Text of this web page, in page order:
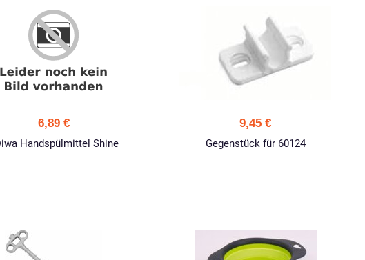
6,89 €
Handspülmittel Shine
9,45 €
Gegenstück für 60124